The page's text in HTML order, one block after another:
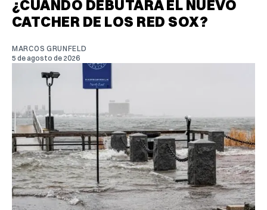
¿CUÁNDO DEBUTARÁ EL NUEVO
CATCHER DE LOS RED SOX?
MARCOS GRUNFELD
5 de agosto de 2026